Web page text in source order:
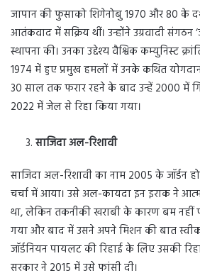
जापान की फुसाको शिगेनोबु 1970 और 80 के
आतंकवाद में सक्रिय थीं। उन्होंने उग्रवादी संगठन
स्थापना की। उनका उद्देश्य वैश्विक कम्युनिस्ट
1974 में हुए प्रमुख हमलों में उनके कथित
30 साल तक फरार रहने के बाद उन्हें 2000 में
2022 में जेल से रिहा किया गया।
साजिदा अल-रिशावी
साजिदा अल-रिशावी का नाम 2005 के जॉर्डन
चर्चा में आया। उसे अल-कायदा इन इराक ने
था, लेकिन तकनीकी खराबी के कारण बम नहीं
गया और बाद में उसने अपने मिशन की बात
जॉर्डनियन पायलट की रिहाई के लिए उसकी
सरकार ने 2015 में उसे फांसी दी।